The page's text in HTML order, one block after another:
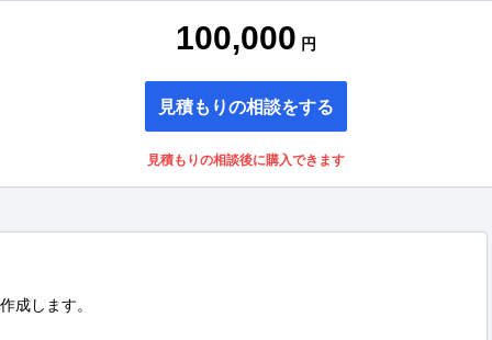
100,000 円
見積もりの相談をする
見積もりの相談後に購入できます
成します。